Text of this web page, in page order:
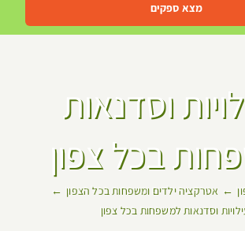
מצא ספקים
וסדנאות
בכל צפון
אטרקציה ילדים ומשפחות בכל הצפון
וסדנאות למשפחות בכל צפון